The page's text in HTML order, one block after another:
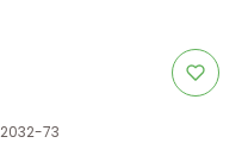
Kod produktu
2032-73